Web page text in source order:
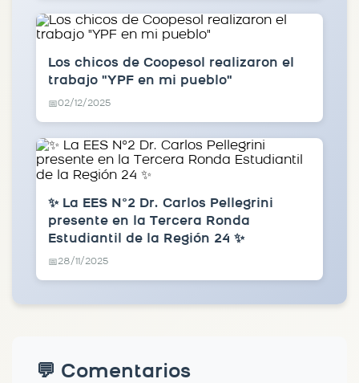
Los chicos de Coopesol realizaron el
trabajo "YPF en mi pueblo"
📅02/12/2025
✨ La EES N°2 Dr. Carlos Pellegrini
presente en la Tercera Ronda
Estudiantil de la Región 24 ✨
📅28/11/2025
💬 Comentarios